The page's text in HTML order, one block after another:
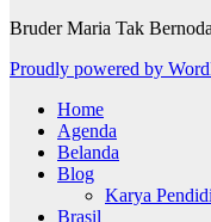
Bruder Maria Tak
Proudly powered by
Home
Agenda
Belanda
Blog
Karya
Brasil